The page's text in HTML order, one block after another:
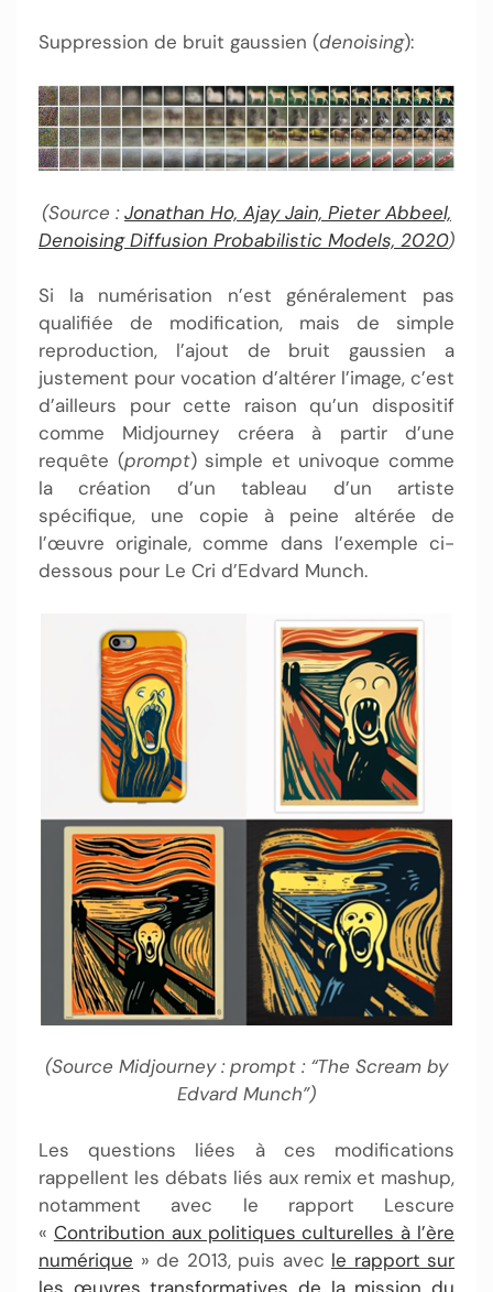
Suppression de bruit gaussien (denoising):
(Source :Jonathan Ho, Ajay Jain, Pieter Abbeel,
Denoising Diffusion Probabilistic Models, 2020)
Si la numérisation n’est généralement pas
qualifiée de modification, mais de simple
reproduction, l’ajout de bruit gaussien a
justement pour vocation d’altérer l’image, c’est
d’ailleurs pour cette raison qu’un dispositif
comme Midjourney créera à partir d’une
requête (prompt) simple et univoque comme
la création d’un tableau d’un artiste
spécifique, une copie à peine altérée de
l’œuvre originale, comme dans l’exemple ci-
dessous pour Le Cri d’Edvard Munch.
(Source Midjourney : prompt : “The Scream by
Edvard Munch”)
Les questions liées à ces modifications
rappellent les débats liés aux remix et mashup,
notamment avec le rapport Lescure
« Contribution aux politiques culturelles à l’ère
numérique » de 2013, puis avec le rapport sur